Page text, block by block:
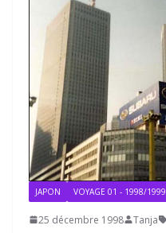
JAPON VOYAGE 01 - 1998/1999
25 décembre 1998 Tanja